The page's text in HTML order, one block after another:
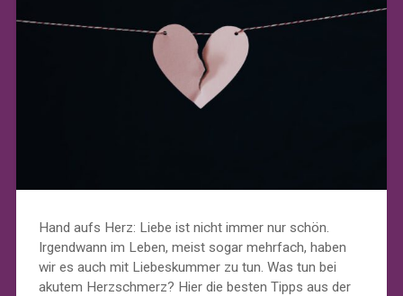
Hand aufs Herz: Liebe ist nicht immer nur schön.
Irgendwann im Leben, meist sogar mehrfach, haben
wir es auch mit Liebeskummer zu tun. Was tun bei
akutem Herzschmerz? Hier die besten Tipps aus der